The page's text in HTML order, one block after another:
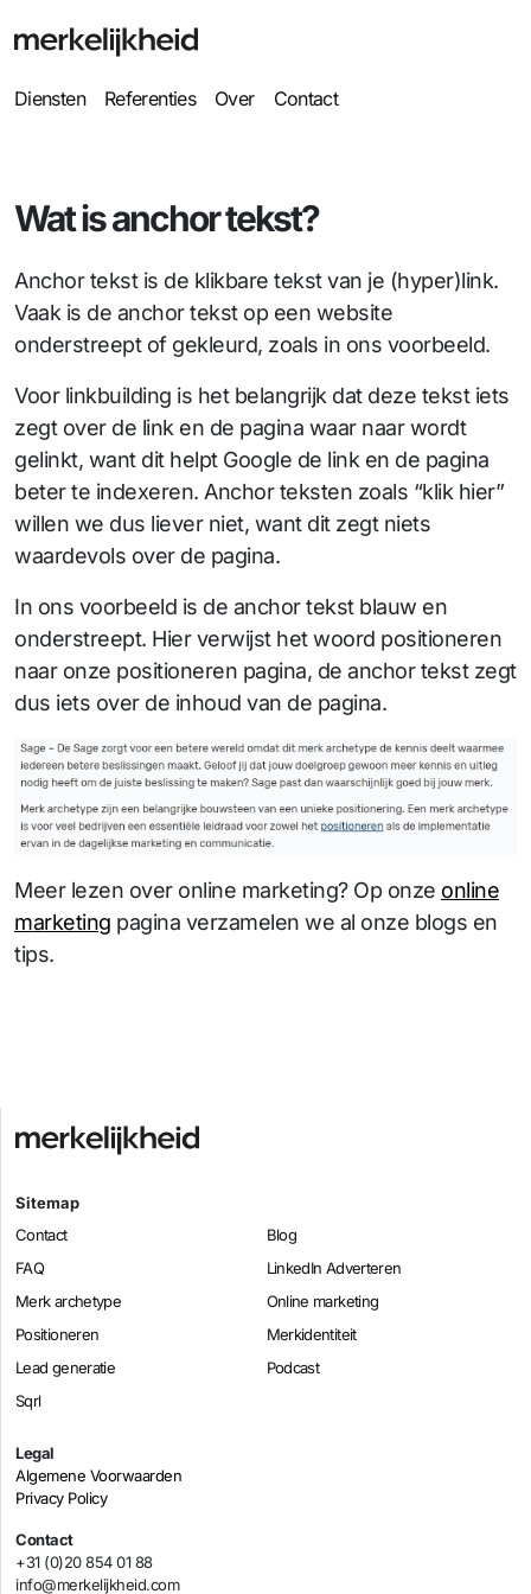
Diensten Referenties Over Contact
Wat is anchor tekst?
Anchor tekst is de klikbare tekst van je (hyper)link.
Vaak is de anchor tekst op een website
onderstreept of gekleurd, zoals in ons voorbeeld.
Voor linkbuilding is het belangrijk dat deze tekst iets
zegt over de link en de pagina waar naar wordt
gelinkt, want dit helpt Google de link en de pagina
beter te indexeren. Anchor teksten zoals “klik hier”
willen we dus liever niet, want dit zegt niets
waardevols over de pagina.
In ons voorbeeld is de anchor tekst blauw en
onderstreept. Hier verwijst het woord positioneren
naar onze positioneren pagina, de anchor tekst zegt
dus iets over de inhoud van de pagina.
Meer lezen over online marketing? Op onze online
marketing pagina verzamelen we al onze blogs en
tips.
Sitemap
Contact
Blog
FAQ
LinkedIn Adverteren
Merk archetype
Online marketing
Positioneren
Merkidentiteit
Lead generatie
Podcast
Sqrl
Legal
Algemene Voorwaarden
Privacy Policy
Contact
+31 (0)20 854 01 88
info@merkelijkheid.com